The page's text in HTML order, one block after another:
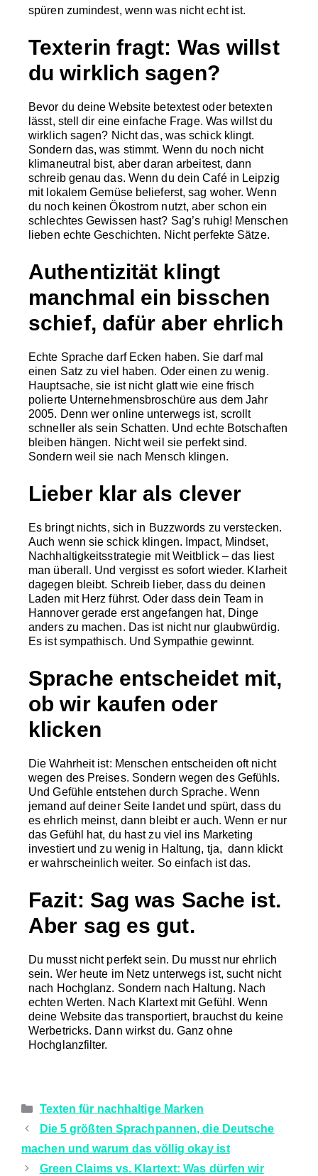
spüren zumindest, wenn was nicht echt ist.
Texterin fragt: Was willst
du wirklich sagen?
Bevor du deine Website betextest oder betexten
lässt, stell dir eine einfache Frage. Was willst du
wirklich sagen? Nicht das, was schick klingt.
Sondern das, was stimmt. Wenn du noch nicht
klimaneutral bist, aber daran arbeitest, dann
schreib genau das. Wenn du dein Café in Leipzig
mit lokalem Gemüse belieferst, sag woher. Wenn
du noch keinen Ökostrom nutzt, aber schon ein
schlechtes Gewissen hast? Sag’s ruhig! Menschen
lieben echte Geschichten. Nicht perfekte Sätze.
Authentizität klingt
manchmal ein bisschen
schief, dafür aber ehrlich
Echte Sprache darf Ecken haben. Sie darf mal
einen Satz zu viel haben. Oder einen zu wenig.
Hauptsache, sie ist nicht glatt wie eine frisch
polierte Unternehmensbroschüre aus dem Jahr
2005. Denn wer online unterwegs ist, scrollt
schneller als sein Schatten. Und echte Botschaften
bleiben hängen. Nicht weil sie perfekt sind.
Sondern weil sie nach Mensch klingen.
Lieber klar als clever
Es bringt nichts, sich in Buzzwords zu verstecken.
Auch wenn sie schick klingen. Impact, Mindset,
Nachhaltigkeitsstrategie mit Weitblick – das liest
man überall. Und vergisst es sofort wieder. Klarheit
dagegen bleibt. Schreib lieber, dass du deinen
Laden mit Herz führst. Oder dass dein Team in
Hannover gerade erst angefangen hat, Dinge
anders zu machen. Das ist nicht nur glaubwürdig.
Es ist sympathisch. Und Sympathie gewinnt.
Sprache entscheidet mit,
ob wir kaufen oder
klicken
Die Wahrheit ist: Menschen entscheiden oft nicht
wegen des Preises. Sondern wegen des Gefühls.
Und Gefühle entstehen durch Sprache. Wenn
jemand auf deiner Seite landet und spürt, dass du
es ehrlich meinst, dann bleibt er auch. Wenn er nur
das Gefühl hat, du hast zu viel ins Marketing
investiert und zu wenig in Haltung, tja, dann klickt
er wahrscheinlich weiter. So einfach ist das.
Fazit: Sag was Sache ist.
Aber sag es gut.
Du musst nicht perfekt sein. Du musst nur ehrlich
sein. Wer heute im Netz unterwegs ist, sucht nicht
nach Hochglanz. Sondern nach Haltung. Nach
echten Werten. Nach Klartext mit Gefühl. Wenn
deine Website das transportiert, brauchst du keine
Werbetricks. Dann wirkst du. Ganz ohne
Hochglanzfilter.
Texten für nachhaltige Marken
Die 5 größten Sprachpannen, die Deutsche
machen und warum das völlig okay ist
Green Claims vs. Klartext: Was dürfen wir